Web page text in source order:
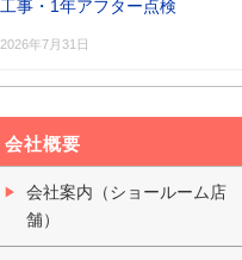
工事・1年アフター点検
2026年7月31日
会社概要
会社案内（ショールーム店
舗）